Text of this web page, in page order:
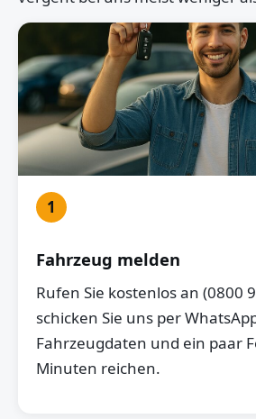
1
Fahrzeug melden
Rufen Sie kostenlos an (0800
schicken Sie uns per
Fahrzeugdaten und ein paar
Minuten reichen.